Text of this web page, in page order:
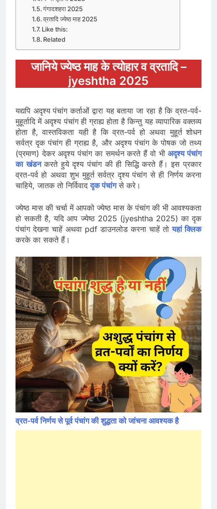
गंगादशहरा 2025
व्रतादि ज्येष्ठ माह 2025
Like this:
Related
जानिये ज्येष्ठ माह के त्योहार व व्रतादि –
jyeshtha 2025
यद्यपि अदृश्य पंचांग कर्ताओं द्वारा यह बताया जा रहा है कि व्रत-पर्व-
मुहूर्तादि में अदृश्य पंचांग ही ग्राह्य होता है किन्तु यह व्यापारिक वक्तव्य
होता है, वास्तविकता यही है कि व्रत-पर्व हो अथवा मुहूर्त शोधन
सर्वत्र दृक पंचांग ही ग्राह्य है, और अदृश्य पंचांग के पोषक जो तथ्य
(प्रमाण) देकर अदृश्य पंचांग का समर्थन करते हैं वो भीअदृश्य पंचांग
का खंडनकरते हुये दृश्य पंचांग की ही सिद्धि करते हैं। इस प्रकार
व्रत-पर्व हो अथवा शुभ मुहूर्त सर्वत्र दृश्य पंचांग से ही निर्णय करना
चाहिये, जातक तो निर्विवाददृक पंचांगसे करे।
ज्येष्ठ मास की चर्चा में आपको ज्येष्ठ मास के पंचांग की भी आवश्यकता
हो सकती है, यदि आप ज्येष्ठ 2025 (jyeshtha 2025) का दृक
पंचांग देखना चाहें अथवा pdf डाउनलोड करना चाहें तोयहां क्लिक
करके का सकते हैं।
व्रत-पर्व निर्णय से पूर्व पंचांग की शुद्धता को जांचना आवश्यक है